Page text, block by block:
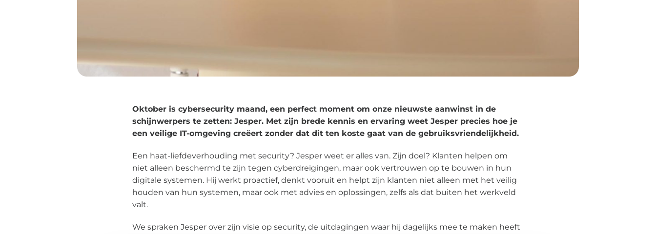
Oktober is cybersecurity maand, een perfect moment om onze nieuwste aanwinst in de
schijnwerpers te zetten: Jesper. Met zijn brede kennis en ervaring weet Jesper precies hoe je
een veilige IT-omgeving creëert zonder dat dit ten koste gaat van de gebruiksvriendelijkheid.
Een haat-liefdeverhouding met security? Jesper weet er alles van. Zijn doel? Klanten helpen om
niet alleen beschermd te zijn tegen cyberdreigingen, maar ook vertrouwen op te bouwen in hun
digitale systemen. Hij werkt proactief, denkt vooruit en helpt zijn klanten niet alleen met het veilig
houden van hun systemen, maar ook met advies en oplossingen, zelfs als dat buiten het werkveld
valt.
We spraken Jesper over zijn visie op security, de uitdagingen waar hij dagelijks mee te maken heeft